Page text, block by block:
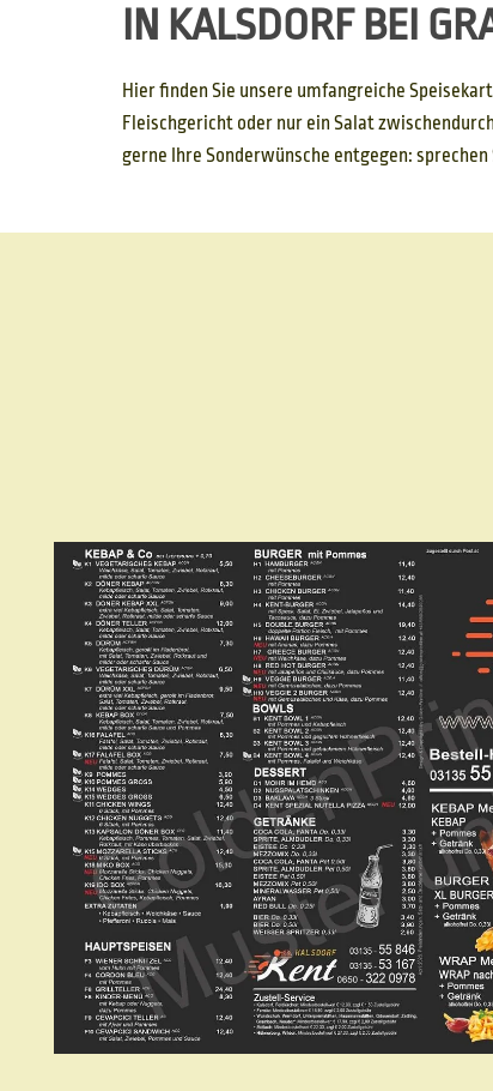
IN KALSDORF BEI
Hier finden Sie unsere umfangreiche
Fleischgericht oder nur ein Salat
gerne Ihre Sonderwünsche entgegen: